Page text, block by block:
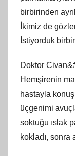
birbirinden
İkimiz de
İstiyorduk
Doktor
Hemşirenin
hastayla
üçgenimi
soktuğu ıslak
kokladı, sonra